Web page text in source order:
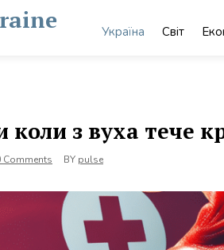
Україна Світ
з вуха тече
Comments BY pulse